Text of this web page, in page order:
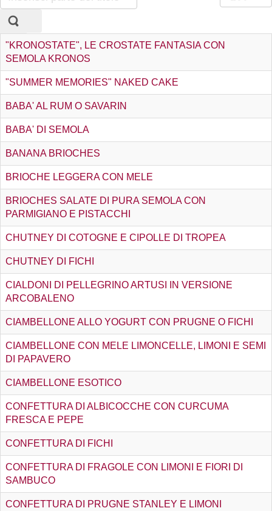
parte
del
titolo
n.
"KRONOSTATE", LE CROSTATE FANTASIA CON
SEMOLA KRONOS
"SUMMER MEMORIES" NAKED CAKE
BABA' AL RUM O SAVARIN
BABA' DI SEMOLA
BANANA BRIOCHES
BRIOCHE LEGGERA CON MELE
BRIOCHES SALATE DI PURA SEMOLA CON
PARMIGIANO E PISTACCHI
CHUTNEY DI COTOGNE E CIPOLLE DI TROPEA
CHUTNEY DI FICHI
CIALDONI DI PELLEGRINO ARTUSI IN VERSIONE
ARCOBALENO
CIAMBELLONE ALLO YOGURT CON PRUGNE O FICHI
CIAMBELLONE CON MELE LIMONCELLE, LIMONI E SEMI
DI PAPAVERO
CIAMBELLONE ESOTICO
CONFETTURA DI ALBICOCCHE CON CURCUMA
FRESCA E PEPE
CONFETTURA DI FICHI
CONFETTURA DI FRAGOLE CON LIMONI E FIORI DI
SAMBUCO
CONFETTURA DI PRUGNE STANLEY E LIMONI